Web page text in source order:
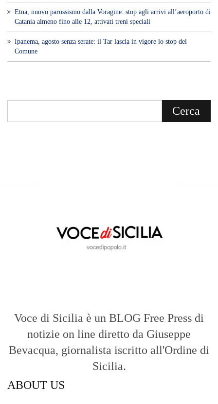
Etna, nuovo parossismo dalla Voragine: stop agli arrivi all’aeroporto di
Catania almeno fino alle 12, attivati treni speciali
Ipanema, agosto senza serate: il Tar lascia in vigore lo stop del
Comune
Voce di Sicilia è un BLOG Free Press di
notizie on line diretto da Giuseppe
Bevacqua, giornalista iscritto all'Ordine di
Sicilia.
ABOUT US